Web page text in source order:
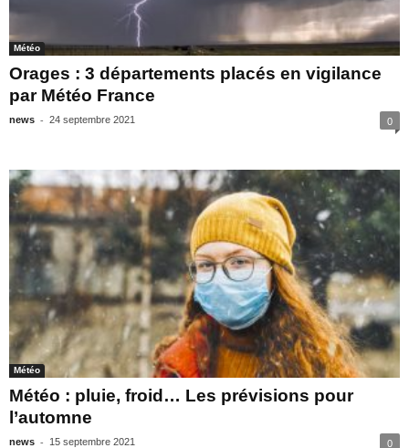
Météo
Orages : 3 départements placés en vigilance
par Météo France
news - 24 septembre 2021 0
Météo
Météo : pluie, froid… Les prévisions pour
l’automne
news - 15 septembre 2021 0